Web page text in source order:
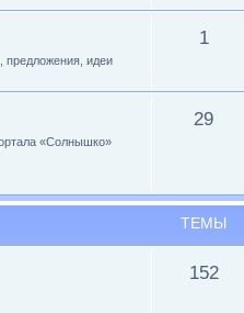
предложения, идеи
1
«Солнышко»
29
ТЕМЫ
152